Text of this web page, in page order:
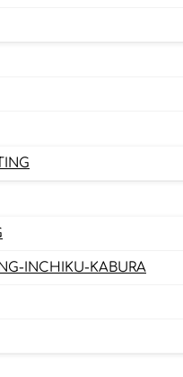
INCHIKU-KABURA